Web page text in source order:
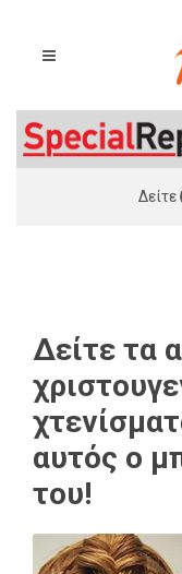
Δείτε
Δείτε τα
αυτός ο
του!